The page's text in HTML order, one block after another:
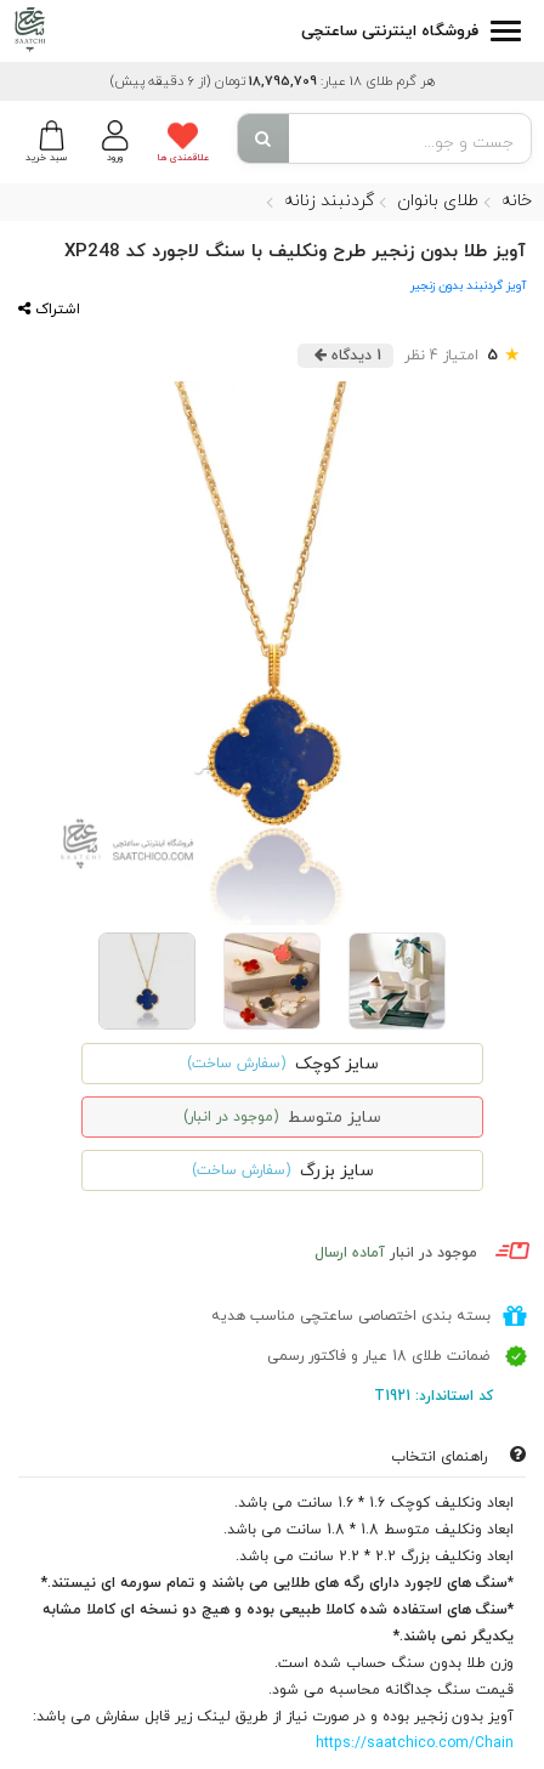
فروشگاه اینترنتی ساعتچی
هر گرم طلای 18 عیار: 18,795,709تومان (از 6 دقیقه پیش)
سبد خرید ورود علاقمندی ها
خانه طلای بانوان گردنبند زنانه
آویز طلا بدون زنجیر طرح ونکلیف با سنگ لاجورد کد XP248
آویز گردنبند بدون زنجیر
اشتراک
★
5 امتیاز 4 نظر 1 دیدگاه
سایز کوچک (سفارش ساخت)
سایز متوسط (موجود در انبار)
سایز بزرگ (سفارش ساخت)
موجود در انبار آماده ارسال
بسته بندی اختصاصی ساعتچی مناسب هدیه
ضمانت طلای 18 عیار و فاکتور رسمی
کد استاندارد: T1921
راهنمای انتخاب
ابعاد ونکلیف کوچک 1.6 * 1.6 سانت می باشد.
ابعاد ونکلیف متوسط 1.8 * 1.8 سانت می باشد.
ابعاد ونکلیف بزرگ 2.2 * 2.2 سانت می باشد.
*سنگ های لاجورد دارای رگه های طلایی می باشند و تمام سورمه ای نیستند.*
*سنگ های استفاده شده کاملا طبیعی بوده و هیچ دو نسخه ای کاملا مشابه
یکدیگر نمی باشند.*
وزن طلا بدون سنگ حساب شده است.
قیمت سنگ جداگانه محاسبه می شود.
آویز بدون زنجیر بوده و در صورت نیاز از طریق لینک زیر قابل سفارش می باشد:
https://saatchico.com/Chain